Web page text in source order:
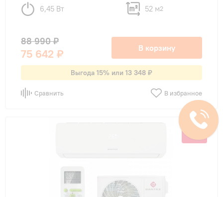
6,45 Вт 52 м2
88 990 ₽
75 642 ₽ В корзину
Выгода 15% или 13 348 ₽
Сравнить В избранное
-15%